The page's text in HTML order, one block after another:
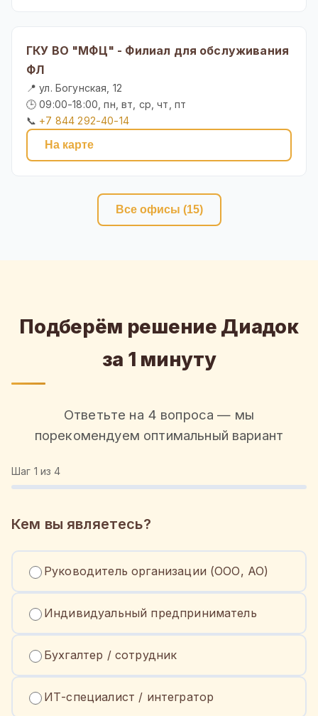
ГКУ ВО "МФЦ" - Филиал для обслуживания
ФЛ
📍 ул. Богунская, 12
🕒 09:00-18:00, пн, вт, ср, чт, пт
📞 +7 844 292-40-14
На карте
Все офисы (15)
Подберём решение Диадок
за 1 минуту
Ответьте на 4 вопроса — мы
порекомендуем оптимальный вариант
Шаг 1 из 4
Кем вы являетесь?
Руководитель организации (ООО, АО)
Индивидуальный предприниматель
Бухгалтер / сотрудник
ИТ-специалист / интегратор